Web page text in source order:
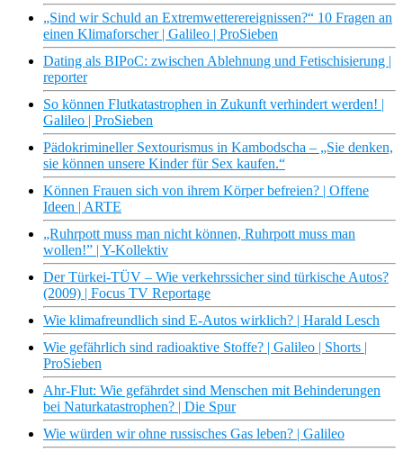
„Sind wir Schuld an Extremwetterereignissen?“ 10 Fragen an
einen Klimaforscher | Galileo | ProSieben
Dating als BIPoC: zwischen Ablehnung und Fetischisierung |
reporter
So können Flutkatastrophen in Zukunft verhindert werden! |
Galileo | ProSieben
Pädokrimineller Sextourismus in Kambodscha – „Sie denken,
sie können unsere Kinder für Sex kaufen.“
Können Frauen sich von ihrem Körper befreien? | Offene
Ideen | ARTE
„Ruhrpott muss man nicht können, Ruhrpott muss man
wollen!” | Y-Kollektiv
Der Türkei-TÜV – Wie verkehrssicher sind türkische Autos?
(2009) | Focus TV Reportage
Wie klimafreundlich sind E-Autos wirklich? | Harald Lesch
Wie gefährlich sind radioaktive Stoffe? | Galileo | Shorts |
ProSieben
Ahr-Flut: Wie gefährdet sind Menschen mit Behinderungen
bei Naturkatastrophen? | Die Spur
Wie würden wir ohne russisches Gas leben? | Galileo